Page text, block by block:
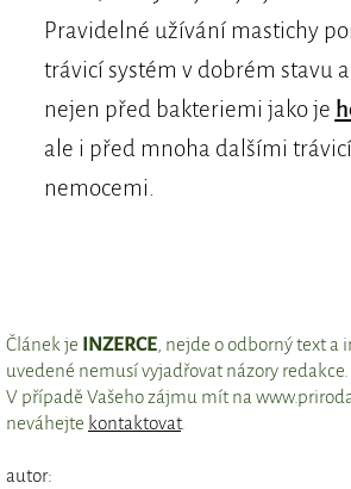
Pravidelné užívání mastichy
trávicí systém v dobrém stavu
nejen před bakteriemi jako je
ale i před mnoha dalšími
nemocemi.
Článek je INZERCE, nejde o odborný text a
uvedené nemusí vyjadřovat názory redakce.
V případě Vašeho zájmu mít na
neváhejte kontaktovat.
autor: